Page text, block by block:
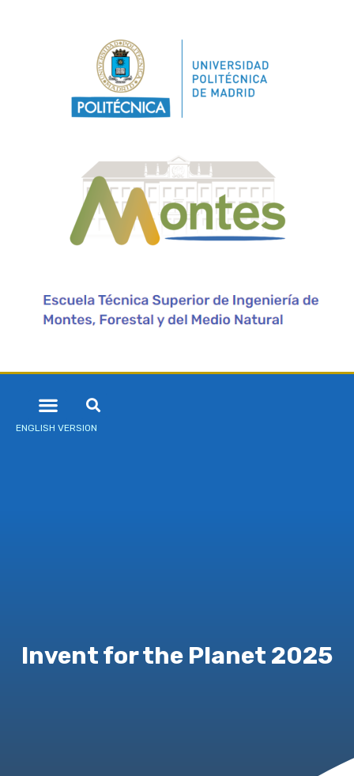
ENGLISH VERSION
Invent for the Planet 2025